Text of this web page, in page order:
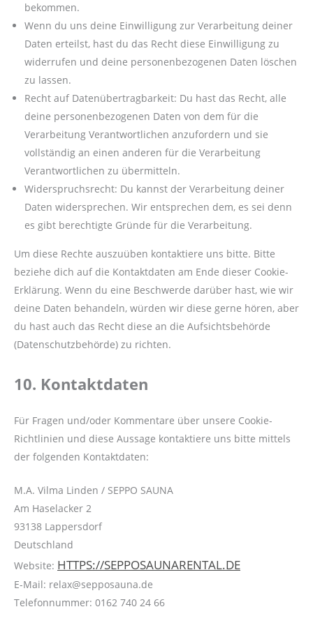
bekommen.
Wenn du uns deine Einwilligung zur Verarbeitung deiner
Daten erteilst, hast du das Recht diese Einwilligung zu
widerrufen und deine personenbezogenen Daten löschen
zu lassen.
Recht auf Datenübertragbarkeit: Du hast das Recht, alle
deine personenbezogenen Daten von dem für die
Verarbeitung Verantwortlichen anzufordern und sie
vollständig an einen anderen für die Verarbeitung
Verantwortlichen zu übermitteln.
Widerspruchsrecht: Du kannst der Verarbeitung deiner
Daten widersprechen. Wir entsprechen dem, es sei denn
es gibt berechtigte Gründe für die Verarbeitung.
Um diese Rechte auszuüben kontaktiere uns bitte. Bitte
beziehe dich auf die Kontaktdaten am Ende dieser Cookie-
Erklärung. Wenn du eine Beschwerde darüber hast, wie wir
deine Daten behandeln, würden wir diese gerne hören, aber
du hast auch das Recht diese an die Aufsichtsbehörde
(Datenschutzbehörde) zu richten.
10. Kontaktdaten
Für Fragen und/oder Kommentare über unsere Cookie-
Richtlinien und diese Aussage kontaktiere uns bitte mittels
der folgenden Kontaktdaten:
M.A. Vilma Linden / SEPPO SAUNA
Am Haselacker 2
93138 Lappersdorf
Deutschland
Website: HTTPS://SEPPOSAUNARENTAL.DE
E-Mail: relax@sepposauna.de
Telefonnummer: 0162 740 24 66